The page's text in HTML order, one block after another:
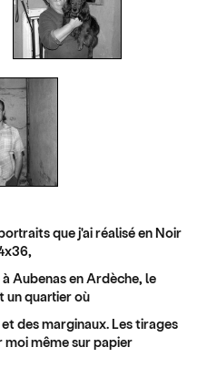
que j'ai réalisé en Noir
Aubenas en Ardèche, le
un quartier où
des marginaux. Les tirages
moi même sur papier